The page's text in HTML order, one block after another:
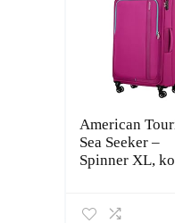
American
Sea Seeker –
Spinner XL,
roze (Deep